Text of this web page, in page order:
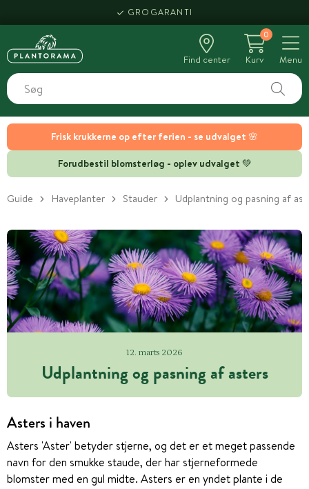
Frisk krukkerne op efter ferien - se udvalget 🌸
Forudbestil blomsterløg - oplev udvalget 💚
GROGARANTI
Find center
0
Kurv
Menu
Guide Haveplanter Stauder Udplantning og pasning af
12. marts 2026
Udplantning og pasning af asters
Asters i haven
Asters 'Aster' betyder stjerne, og det er et meget passende
navn for den smukke staude, der har stjerneformede
blomster med en gul midte. Asters er en yndet plante i de